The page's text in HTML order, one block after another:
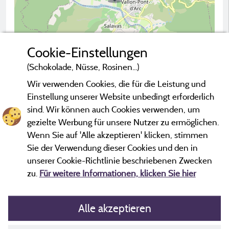
2 km © OpenStreetMap contributors
Campingplatz kontaktieren
Cookie-Einstellungen
(Schokolade, Nüsse, Rosinen...)
Wir verwenden Cookies, die für die Leistung und
Einstellung unserer Website unbedingt erforderlich
sind. Wir können auch Cookies verwenden, um
gezielte Werbung für unsere Nutzer zu ermöglichen.
Wenn Sie auf 'Alle akzeptieren' klicken, stimmen
Sie der Verwendung dieser Cookies und den in
unserer Cookie-Richtlinie beschriebenen Zwecken
zu. Für weitere Informationen, klicken Sie hier
Alle akzeptieren